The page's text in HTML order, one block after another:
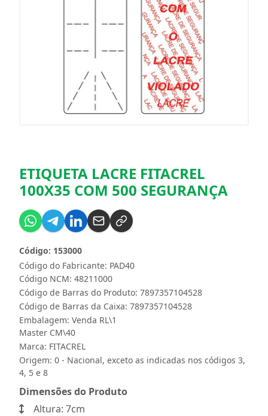
ETIQUETA LACRE FITACREL
100X35 COM 500 SEGURANÇA
Código do Fabricante: PAD40
Código: 153000
Código NCM: 48211000
Código de Barras do Produto: 7897357104528
Código de Barras da Caixa: 7897357104528
Embalagem: Venda RL\1
Master CM\40
Marca: FITACREL
Origem: 0 - Nacional, exceto as indicadas nos códigos 3,
4, 5 e 8
Dimensões do Produto
Altura: 7cm